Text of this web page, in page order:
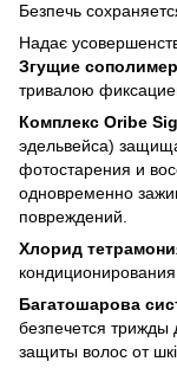
Безпечь
Надає
Згущие
тривалою
Комплекс Oribe
эдельвейса)
фотостарения и
одновременно
повреждений.
Хлорид
кондиционирования
Багатошарова
безпечется трижды
защиты волос от